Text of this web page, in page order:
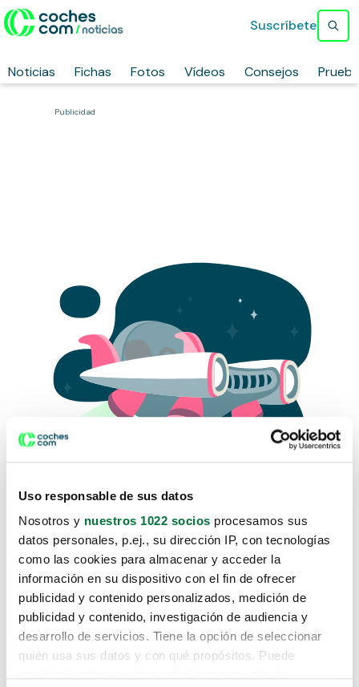
Uso responsable de sus datos
Nosotros y nuestros 1022 socios procesamos sus
datos personales, p.ej., su dirección IP, con tecnologías
como las cookies para almacenar y acceder la
información en su dispositivo con el fin de ofrecer
publicidad y contenido personalizados, medición de
publicidad y contenido, investigación de audiencia y
desarrollo de servicios. Tiene la opción de seleccionar
quién usa sus datos y con qué propósitos. Puede
Noticias Fichas Fotos Vídeos Consejos
Suscríbete
Publicidad
Lo sentimos, no sabemos como
te hemos traido hasta aquí.
Pero puedes encontrar el coche que estás
buscando en alguno de estos enlaces: